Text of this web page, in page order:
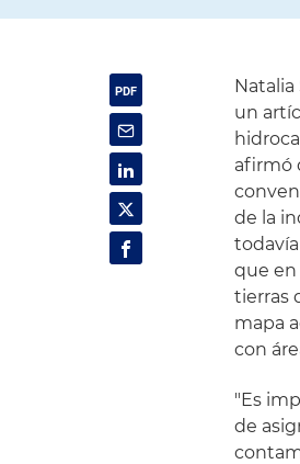
Natalia
un
afirmó
de la
que en
tierras
mapa
con
"Es
de